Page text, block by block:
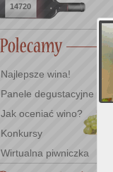
14720
Najlepsze wina!
Panele degustacyjne
Jak oceniać wino?
Konkursy
Wirtualna piwniczka